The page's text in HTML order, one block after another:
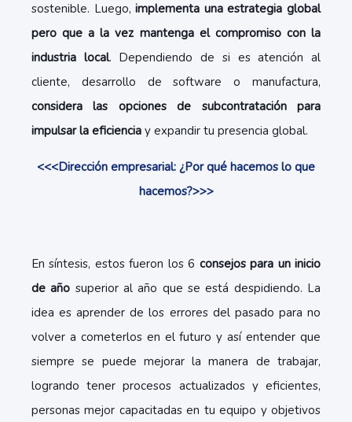
sostenible. Luego,implementa una estrategia global
pero que a la vez mantenga el compromiso con la
industria local. Dependiendo de si es atención al
cliente, desarrollo de software o manufactura,
considera las opciones de subcontratación para
impulsar la eficiencia y expandir tu presencia global.
<<<Dirección empresarial: ¿Por qué hacemos lo que
hacemos?>>>
En síntesis, estos fueron los 6 consejos para un inicio
de año superior al año que se está despidiendo. La
idea es aprender de los errores del pasado para no
volver a cometerlos en el futuro y así entender que
siempre se puede mejorar la manera de trabajar,
logrando tener procesos actualizados y eficientes,
personas mejor capacitadas en tu equipo y objetivos